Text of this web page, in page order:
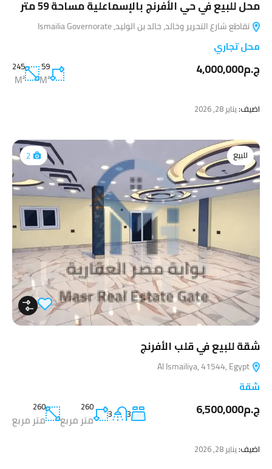
محل للبيع في حي الأفرنج بالإسماعلية مساحة 59 متر
تقاطع شارع التحرير وخالد، خالد بن الوليد, Ismailia Governorate
محل تجاري
ج.م4,000,000 59
M²
245
M²
اضيف:يناير 28, 2026
للبيع 2
شقة للبيع في قلب الأفرنج
شقة
ج.م6,500,000 3
3
260
متر مربع
260
متر مربع
اضيف:يناير 28, 2026